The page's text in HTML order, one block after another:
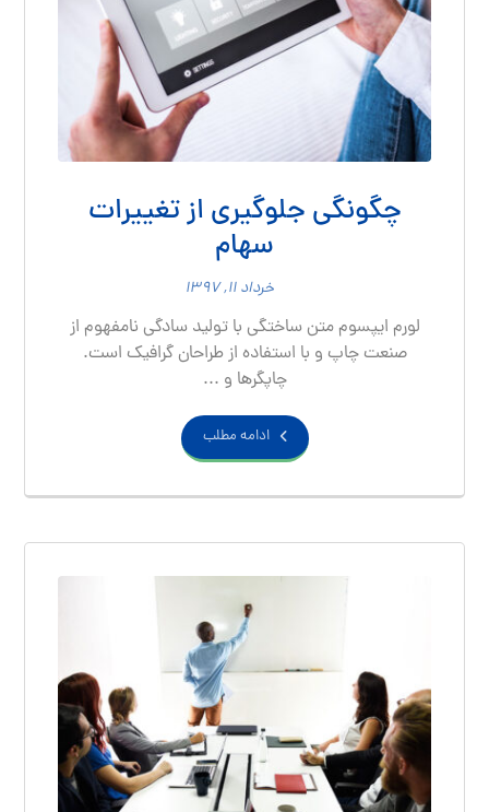
چگونگی جلوگیری از تغییرات
سهام
خرداد ۱۱, ۱۳۹۷
لورم ایپسوم متن ساختگی با تولید سادگی نامفهوم از
صنعت چاپ و با استفاده از طراحان گرافیک است.
چاپگرها و ...
ادامه مطلب